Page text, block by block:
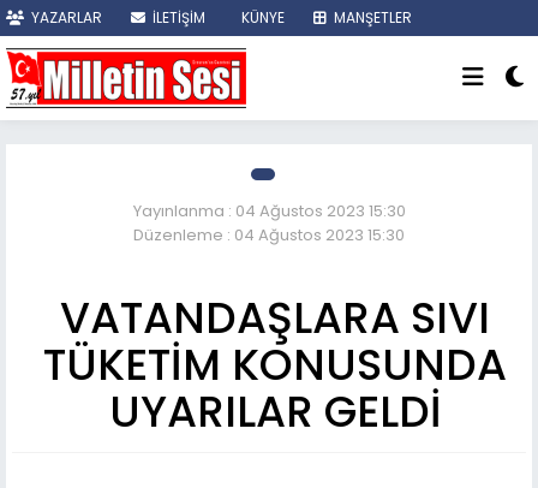
YAZARLAR İLETİŞİM KÜNYE
MANŞETLER
SON DAKİKA
Yayınlanma : 04 Ağustos 2023 15:30
Düzenleme : 04 Ağustos 2023 15:30
VATANDAŞLARA SIVI
TÜKETİM KONUSUNDA
UYARILAR GELDİ